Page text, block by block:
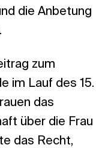
die Anbetung
zum
im Lauf des 15.
das
über die Frau
das Recht,